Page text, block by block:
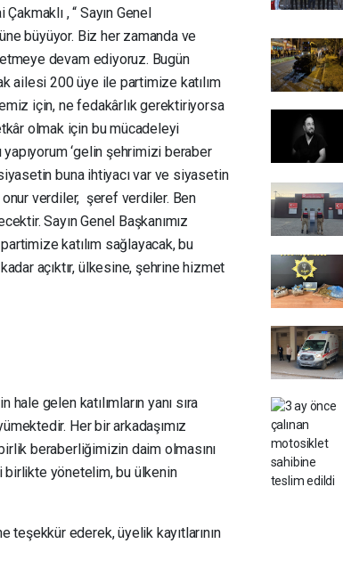
, “ Sayın Genel
büyüyor. Biz her zamanda ve
devam ediyoruz. Bugün
ailesi 200 üye ile partimize katılım
için, ne fedakârlık gerektiriyorsa
olmak için bu mücadeleyi
‘gelin şehrimizi beraber
buna ihtiyacı var ve siyasetin
onur verdiler, şeref verdiler. Ben
Sayın Genel Başkanımız
katılım sağlayacak, bu
açıktır, ülkesine, şehrine hizmet
gelen katılımların yanı sıra
Her bir arkadaşımız
beraberliğimizin daim olmasını
birlikte yönetelim, bu ülkenin
teşekkür ederek, üyelik kayıtlarının